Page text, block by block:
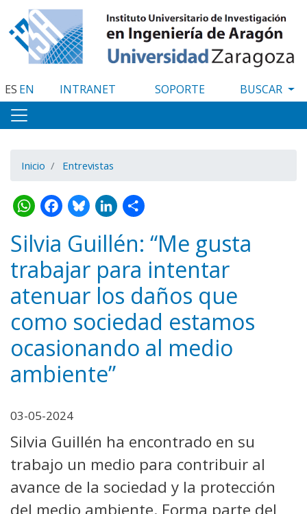
al
contenido
principal
ES EN INTRANET SOPORTE
Inicio Entrevistas
WhatsApp
Facebook
Bluesky
LinkedIn
Share
Silvia Guillén: “Me gusta
trabajar para intentar
atenuar los daños que
como sociedad estamos
ocasionando al medio
ambiente”
03-05-2024
Silvia Guillén ha encontrado en su
trabajo un medio para contribuir al
avance de la sociedad y la protección
del medio ambiente. Forma parte del